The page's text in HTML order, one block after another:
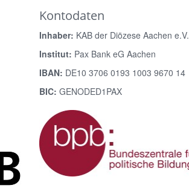
Kontodaten
Inhaber: KAB der Diözese Aachen e.V.
Institut: Pax Bank eG Aachen
IBAN: DE10 3706 0193 1003 9670 14
BIC: GENODED1PAX